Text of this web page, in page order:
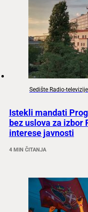
Sedište Radio-
Istekli mandati
bez uslova za
interese javnosti
4 MIN ČITANJA